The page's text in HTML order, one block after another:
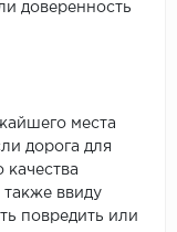
Vinil click
Vinilam
доверенность
места
дорога для
качества
ввиду
повредить или